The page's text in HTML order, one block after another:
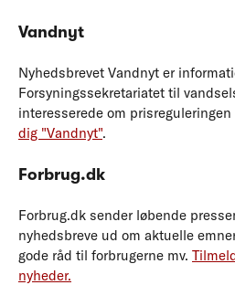
Vandnyt
Nyhedsbrevet Vandnyt er
Forsyningssekretariatet til
interesserede om
dig "Vandnyt".
Forbrug.dk
Forbrug.dk sender løbende
nyhedsbreve ud om aktuelle
gode råd til forbrugerne mv.
nyheder.